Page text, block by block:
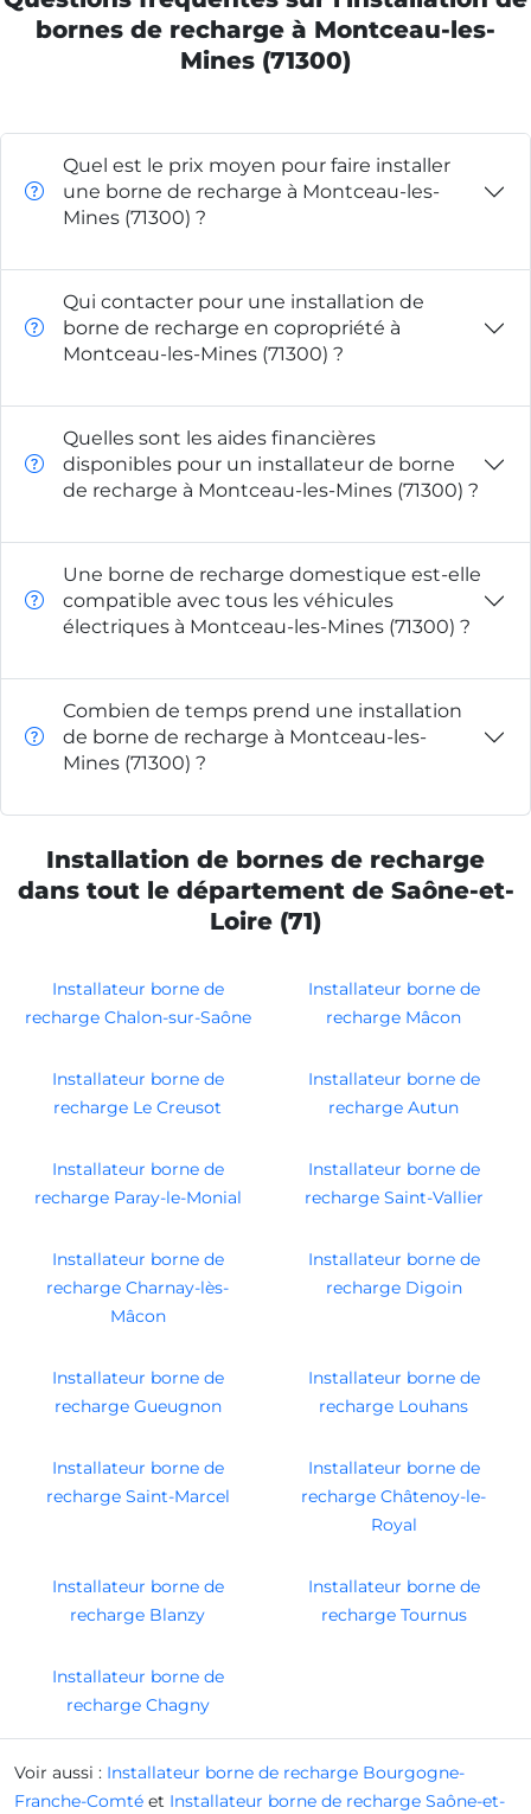
bornes de recharge à Montceau-les-
Mines (71300)
Quel est le prix moyen pour faire installer
une borne de recharge à Montceau-les-
Mines (71300) ?
Qui contacter pour une installation de
borne de recharge en copropriété à
Montceau-les-Mines (71300) ?
Quelles sont les aides financières
disponibles pour un installateur de borne
de recharge à Montceau-les-Mines (71300) ?
Une borne de recharge domestique est-elle
compatible avec tous les véhicules
électriques à Montceau-les-Mines (71300) ?
Combien de temps prend une installation
de borne de recharge à Montceau-les-
Mines (71300) ?
Installation de bornes de recharge
dans tout le département de Saône-et-
Loire (71)
Installateur borne de
recharge Chalon-sur-Saône
Installateur borne de
recharge Mâcon
Installateur borne de
recharge Le Creusot
Installateur borne de
recharge Autun
Installateur borne de
recharge Paray-le-Monial
Installateur borne de
recharge Saint-Vallier
Installateur borne de
recharge Charnay-lès-
Mâcon
Installateur borne de
recharge Digoin
Installateur borne de
recharge Gueugnon
Installateur borne de
recharge Louhans
Installateur borne de
recharge Saint-Marcel
Installateur borne de
recharge Châtenoy-le-
Royal
Installateur borne de
recharge Blanzy
Installateur borne de
recharge Tournus
Installateur borne de
recharge Chagny
Voir aussi : Installateur borne de recharge Bourgogne-
Franche-Comté et Installateur borne de recharge Saône-et-